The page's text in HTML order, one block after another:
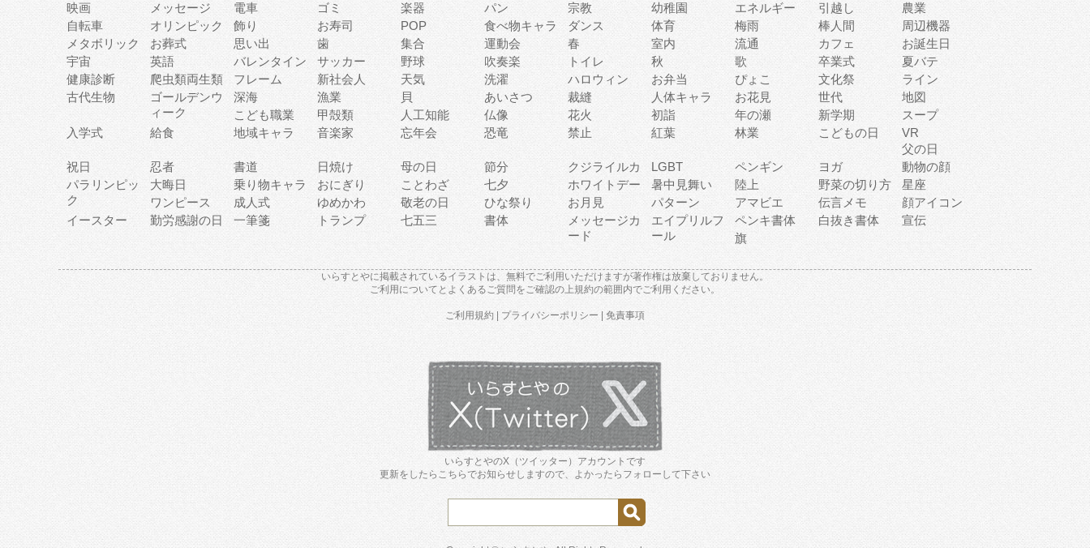
映画
メッセージ 電車 ゴミ 楽器 パン 宗教 幼稚園 エネルギー 引越し
農業
自転車
オリンピック 飾り お寿司 POP 食べ物キャラ ダンス 体育 梅雨 棒人間
周辺機器
メタボリック
お葬式 思い出 歯 集合 運動会 春 室内 流通 カフェ
お誕生日
宇宙
英語 バレンタイン サッカー 野球 吹奏楽 トイレ 秋 歌 卒業式
夏バテ
健康診断
爬虫類両生類 フレーム 新社会人 天気 洗濯 ハロウィン お弁当 ぴょこ 文化祭
ライン
古代生物
ゴールデンウ
ィーク
深海 漁業 貝 あいさつ 裁縫 人体キャラ お花見 世代
地図
こども職業
甲殻類 人工知能 仏像 花火 初詣 年の瀬 新学期
スープ
入学式
給食 地域キャラ 音楽家 忘年会 恐竜 禁止 紅葉 林業 こどもの日
VR
父の日
祝日
忍者 書道 日焼け 母の日 節分 クジライルカ LGBT ペンギン ヨガ
動物の顔
パラリンピッ
ク
大晦日 乗り物キャラ おにぎり ことわざ 七夕 ホワイトデー 暑中見舞い 陸上 野菜の切り方
星座
ワンピース
成人式 ゆめかわ 敬老の日 ひな祭り お月見 パターン アマビエ 伝言メモ
顔アイコン
イースター
勤労感謝の日 一筆箋 トランプ 七五三 書体
メッセージカ
ード
エイプリルフ
ール
ペンキ書体 白抜き書体
宣伝
旗
いらすとやに掲載されているイラストは、無料でご利用いただけますが著作権は放棄しておりません。
ご利用について とよくあるご質問をご確認の上規約の範囲内でご利用ください。
ご利用規約 | プライバシーポリシー 免責事項
いらすとやのX（ツイッター）アカウントです
更新をしたらこちらでお知らせしますので、よかったらフォローして下さい